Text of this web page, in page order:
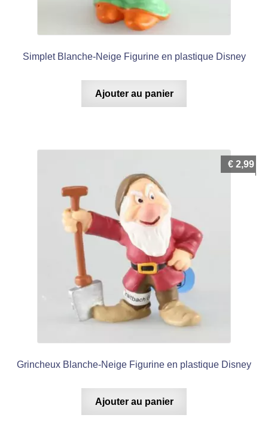
Simplet Blanche-Neige Figurine en plastique Disney
Ajouter au panier
Grincheux Blanche-Neige Figurine en plastique Disney
€ 2,99
Ajouter au panier